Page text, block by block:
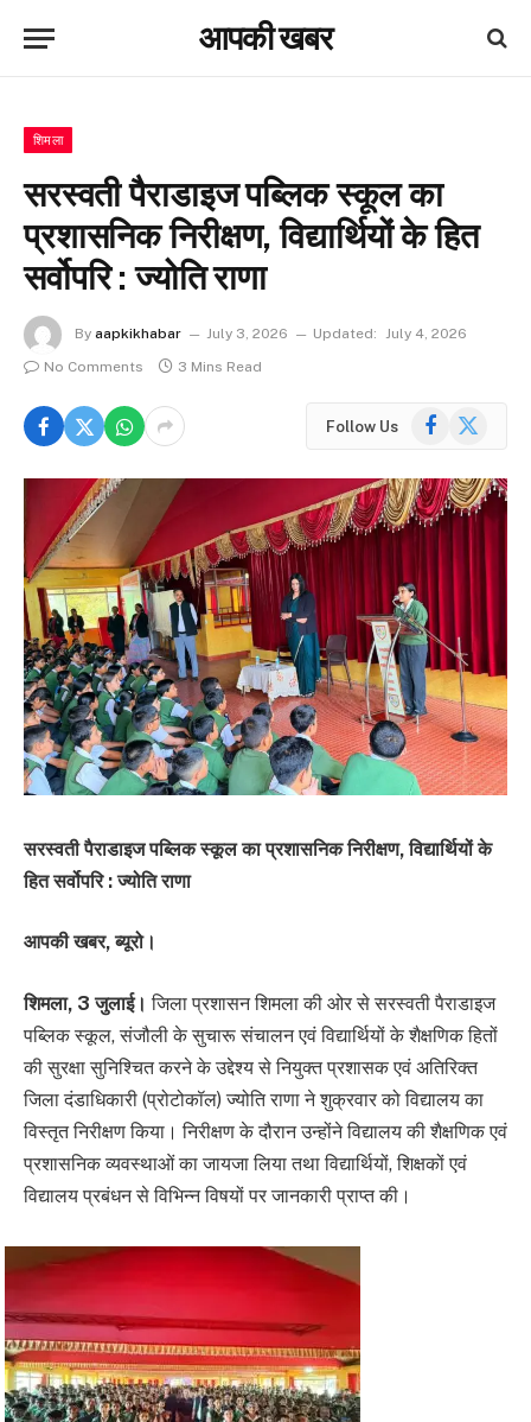
आपकी खबर
शिमला
सरस्वती पैराडाइज पब्लिक स्कूल का
प्रशासनिक निरीक्षण, विद्यार्थियों के हित
सर्वोपरि : ज्योति राणा
By aapkikhabar July 3, 2026 Updated: July 4, 2026
No Comments
3 Mins Read
Follow Us Facebook
X
सरस्वती पैराडाइज पब्लिक स्कूल का प्रशासनिक निरीक्षण, विद्यार्थियों के
हित सर्वोपरि : ज्योति राणा
आपकी खबर, ब्यूरो।
शिमला, 3 जुलाई।जिला प्रशासन शिमला की ओर से सरस्वती पैराडाइज
पब्लिक स्कूल, संजौली के सुचारू संचालन एवं विद्यार्थियों के शैक्षणिक हितों
की सुरक्षा सुनिश्चित करने के उद्देश्य से नियुक्त प्रशासक एवं अतिरिक्त
जिला दंडाधिकारी (प्रोटोकॉल) ज्योति राणा ने शुक्रवार को विद्यालय का
विस्तृत निरीक्षण किया। निरीक्षण के दौरान उन्होंने विद्यालय की शैक्षणिक एवं
प्रशासनिक व्यवस्थाओं का जायजा लिया तथा विद्यार्थियों, शिक्षकों एवं
विद्यालय प्रबंधन से विभिन्न विषयों पर जानकारी प्राप्त की।